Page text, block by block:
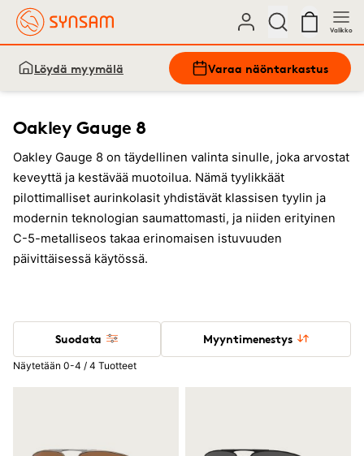
Valikko
Löydä myymälä Varaa näöntarkastus
Oakley Gauge 8
Oakley Gauge 8 on täydellinen valinta sinulle, joka arvostat
keveyttä ja kestävää muotoilua. Nämä tyylikkäät
pilottimalliset aurinkolasit yhdistävät klassisen tyylin ja
modernin teknologian saumattomasti, ja niiden erityinen
C-5-metalliseos takaa erinomaisen istuvuuden
päivittäisessä käytössä.
Suodata Myyntimenestys
Näytetään 0-4 / 4 Tuotteet